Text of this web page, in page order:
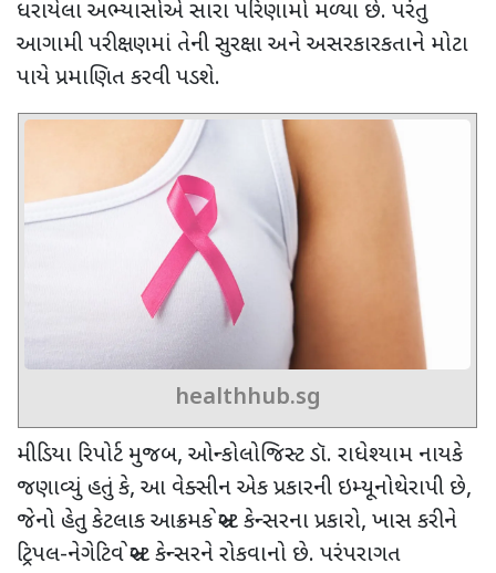
ધરાયેલા અભ્યાસોએ સારા પરિણામો મળ્યા છે. પરંતુ
આગામી પરીક્ષણમાં તેની સુરક્ષા અને અસરકારકતાને મોટા
પાયે પ્રમાણિત કરવી પડશે.
healthhub.sg
મીડિયા રિપોર્ટ મુજબ, ઓન્કોલોજિસ્ટ ડૉ. રાધેશ્યામ નાયકે
જણાવ્યું હતું કે, આ વેક્સીન એક પ્રકારની ઇમ્યૂનોથેરાપી છે,
જેનો હેતુ કેટલાક આક્રમક બ્રેસ્ટ કેન્સરના પ્રકારો, ખાસ કરીને
ટ્રિપલ-નેગેટિવ બ્રેસ્ટ કેન્સરને રોકવાનો છે. પરંપરાગત